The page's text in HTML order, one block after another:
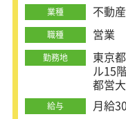
業種 不動
職種 営業
勤務地
東京
ル15
都営
給与 月給